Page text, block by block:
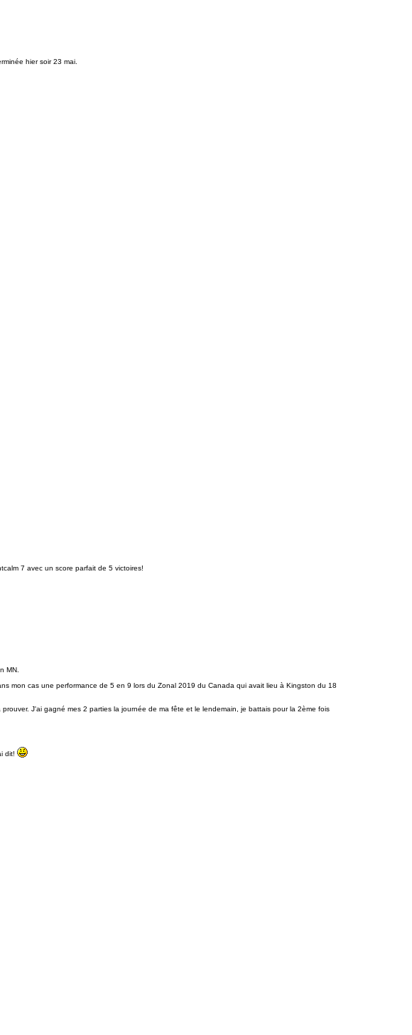
hier soir 23 mai.
7 avec un score parfait de 5 victoires!
MN.
mon cas une performance de 5 en 9 lors du Zonal 2019 du Canada qui avait lieu à Kingston du 18
J'ai gagné mes 2 parties la journée de ma fête et le lendemain, je battais pour la 2ème fois
dit!